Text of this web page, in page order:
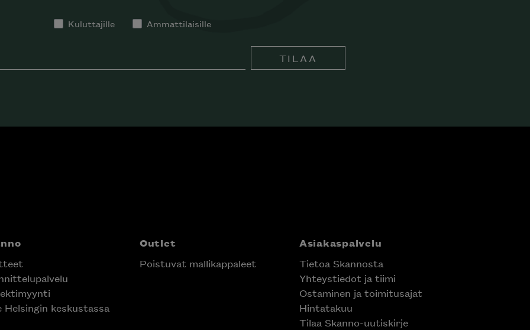
Kuluttajille Ammattilaisille
TILAA
Helsingin keskustassa
Outlet
Poistuvat mallikappaleet
Asiakaspalvelu
Tietoa Skannosta
Yhteystiedot ja tiimi
Ostaminen ja toimitusajat
Hintatakuu
Tilaa Skanno-uutiskirje